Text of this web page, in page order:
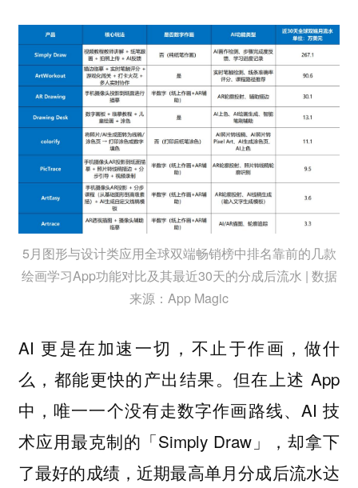
5月图形与设计类应用全球双端畅销榜中排名靠前的几款
绘画学习App功能对比及其最近30天的分成后流水 | 数据
来源：App Magic
AI 更是在加速一切，不止于作画，做什
么，都能更快的产出结果。但在上述 App
中，唯一一个没有走数字作画路线、AI 技
术应用最克制的「Simply Draw」，却拿下
了最好的成绩，近期最高单月分成后流水达